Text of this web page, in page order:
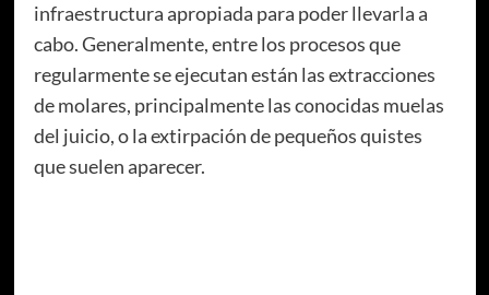
infraestructura apropiada para poder llevarla a
cabo. Generalmente, entre los procesos que
regularmente se ejecutan están las extracciones
de molares, principalmente las conocidas muelas
del juicio, o la extirpación de pequeños quistes
que suelen aparecer.